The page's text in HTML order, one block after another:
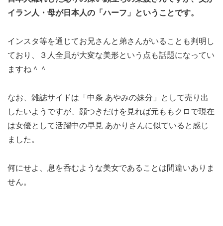
イラン人・母が日本人の「ハーフ」ということです。
インスタ等を通じてお兄さんと弟さんがいることも判明し
ており、３人全員が大変な美形という点も話題になってい
ますね＾＾
なお、雑誌サイドは「中条 あやみの妹分」として売り出
したいようですが、顔つきだけを見れば元ももクロで現在
は女優として活躍中の早見 あかりさんに似ていると感じ
ました。
何にせよ、息を呑むような美女であることは間違いありま
せん。